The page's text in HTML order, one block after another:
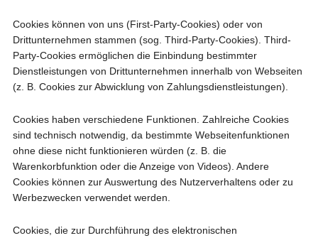
Cookies können von uns (First-Party-Cookies) oder von
Drittunternehmen stammen (sog. Third-Party-Cookies). Third-
Party-Cookies ermöglichen die Einbindung bestimmter
Dienstleistungen von Drittunternehmen innerhalb von Webseiten
(z. B. Cookies zur Abwicklung von Zahlungsdienstleistungen).
Cookies haben verschiedene Funktionen. Zahlreiche Cookies
sind technisch notwendig, da bestimmte Webseitenfunktionen
ohne diese nicht funktionieren würden (z. B. die
Warenkorbfunktion oder die Anzeige von Videos). Andere
Cookies können zur Auswertung des Nutzerverhaltens oder zu
Werbezwecken verwendet werden.
Cookies, die zur Durchführung des elektronischen